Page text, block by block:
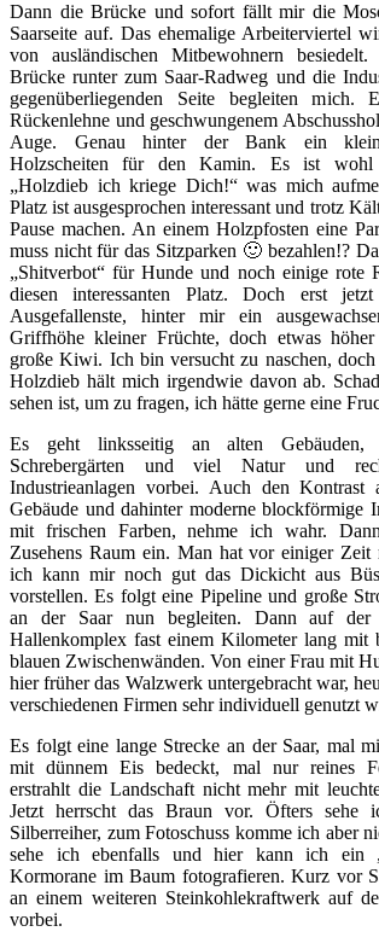
Dann die Brücke und sofort fällt mir die
Saarseite auf. Das ehemalige Arbeiterviertel
von ausländischen Mitbewohnern
Brücke runter zum Saar-Radweg und die
gegenüberliegenden Seite begleiten mich.
Rückenlehne und geschwungenem
Auge. Genau hinter der Bank ein
Holzscheiten für den Kamin. Es ist wohl
„Holzdieb ich kriege Dich!“ was mich
Platz ist ausgesprochen interessant und trotz
Pause machen. An einem Holzpfosten eine
muss nicht für das Sitzparken 🙂 bezahlen!?
„Shitverbot“ für Hunde und noch einige rote
diesen interessanten Platz. Doch erst
Ausgefallenste, hinter mir ein
Griffhöhe kleiner Früchte, doch etwas
große Kiwi. Ich bin versucht zu naschen,
Holzdieb hält mich irgendwie davon ab.
sehen ist, um zu fragen, ich hätte gerne eine
Es geht linksseitig an alten Gebäuden,
Schrebergärten und viel Natur und
Industrieanlagen vorbei. Auch den Kontrast
Gebäude und dahinter moderne blockförmige
mit frischen Farben, nehme ich wahr.
Zusehens Raum ein. Man hat vor einiger Zeit
ich kann mir noch gut das Dickicht aus
vorstellen. Es folgt eine Pipeline und große
an der Saar nun begleiten. Dann auf der
Hallenkomplex fast einem Kilometer lang mit
blauen Zwischenwänden. Von einer Frau mit
hier früher das Walzwerk untergebracht war,
verschiedenen Firmen sehr individuell genutzt
Es folgt eine lange Strecke an der Saar, mal
mit dünnem Eis bedeckt, mal nur reines
erstrahlt die Landschaft nicht mehr mit
Jetzt herrscht das Braun vor. Öfters sehe
Silberreiher, zum Fotoschuss komme ich aber
sehe ich ebenfalls und hier kann ich ein
Kormorane im Baum fotografieren. Kurz vor
an einem weiteren Steinkohlekraftwerk auf
vorbei.